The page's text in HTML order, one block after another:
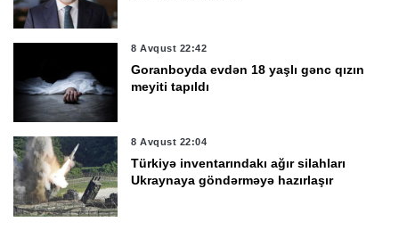
8 Avqust 22:42
Goranboyda evdən 18 yaşlı gənc qızın
meyiti tapıldı
8 Avqust 22:04
Türkiyə inventarındakı ağır silahları
Ukraynaya göndərməyə hazırlaşır